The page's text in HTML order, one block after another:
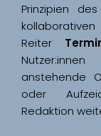
Prinzipien
Reiter
anstehende
oder
Redaktion